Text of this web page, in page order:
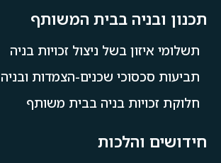
תכנון ובניה בבית המשותף
תשלומי איזון בשל ניצול זכויות בניה
תביעות סכסוכי שכנים-הצמדות ובניה
חלוקת זכויות בניה בבית משותף
חידושים והלכות